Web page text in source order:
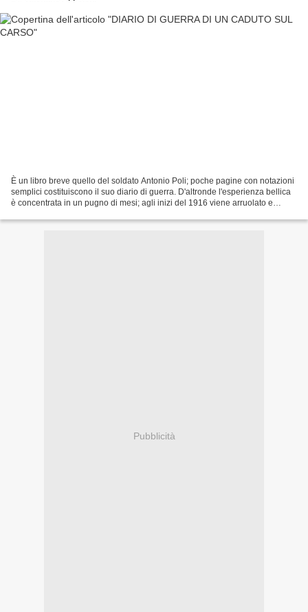
È un libro breve quello del soldato Antonio Poli; poche pagine con notazioni
semplici costituiscono il suo diario di guerra. D'altronde l'esperienza bellica
è concentrata in un pugno di mesi; agli inizi del 1916 viene arruolato e
Pubblicità